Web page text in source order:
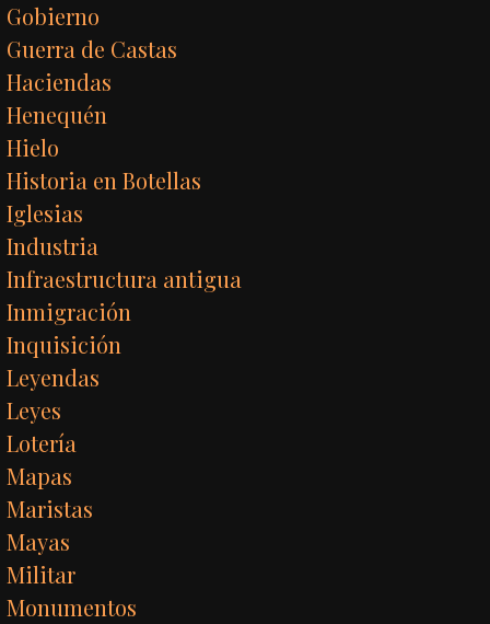
Gobierno
Guerra de Castas
Haciendas
Henequén
Hielo
Historia en Botellas
Iglesias
Industria
Infraestructura antigua
Inmigración
Inquisición
Leyendas
Leyes
Lotería
Mapas
Maristas
Mayas
Militar
Monumentos